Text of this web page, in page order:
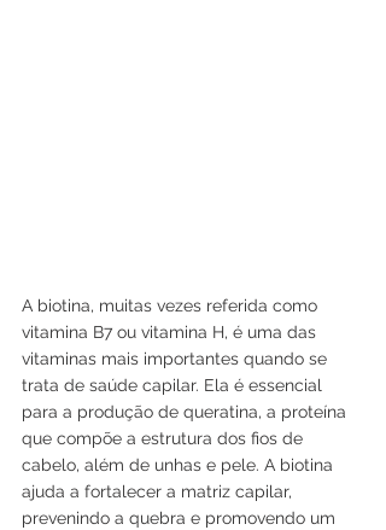
A biotina, muitas vezes referida como
vitamina B7 ou vitamina H, é uma das
vitaminas mais importantes quando se
trata de saúde capilar. Ela é essencial
para a produção de queratina, a proteína
que compõe a estrutura dos fios de
cabelo, além de unhas e pele. A biotina
ajuda a fortalecer a matriz capilar,
prevenindo a quebra e promovendo um